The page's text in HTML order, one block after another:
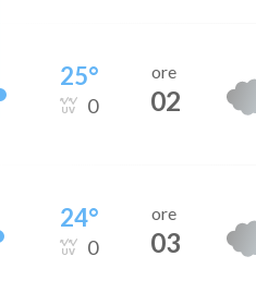
25°
0
ore
02
24°
0
ore
03